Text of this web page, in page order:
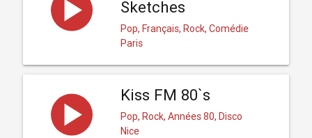
Sketches
Pop, Français, Rock, Comédie
Paris
Kiss FM 80`s
Pop, Rock, Années 80, Disco
Nice